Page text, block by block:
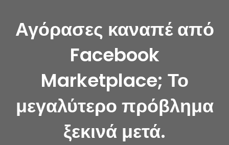
Αγόρασες καναπέ από
Facebook
Marketplace; Το
μεγαλύτερο πρόβλημα
ξεκινά μετά.